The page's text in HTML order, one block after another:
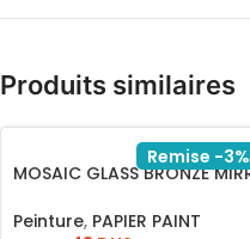
Produits similaires
Remise -3%
MOSAIC GLASS BRONZE
Peinture, PAPIER PAINT